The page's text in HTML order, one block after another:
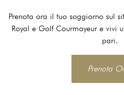
Prenota ora il tuo soggiorno sul
Royal e Golf Courmayeur e vivi
pari.
Prenota